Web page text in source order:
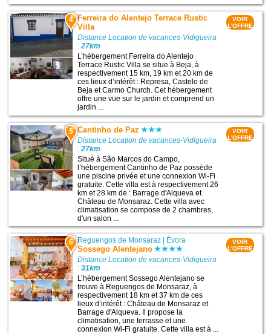
4 Ferreira do Alentejo Terrace Rustic
Villa
Distance Location de vacances-Vidigueira
:27km
L’hébergement Ferreira do Alentejo
Terrace Rustic Villa se situe à Beja, à
respectivement 15 km, 19 km et 20 km de
ces lieux d’intérêt : Represa, Castelo de
Beja et Carmo Church. Cet hébergement
offre une vue sur le jardin et comprend un
jardin ...
VOIR
L'OFFRE
5 Cantinho de Paz
Distance Location de vacances-Vidigueira
:27km
Situé à São Marcos do Campo,
l’hébergement Cantinho de Paz possède
une piscine privée et une connexion Wi-Fi
gratuite. Cette villa est à respectivement 26
km et 28 km de : Barrage d'Alqueva et
Château de Monsaraz. Cette villa avec
climatisation se compose de 2 chambres,
d'un salon ...
VOIR
L'OFFRE
6 Reguengos de Monsaraz | Évora
Sossego Alentejano
Distance Location de vacances-Vidigueira
:31km
L’hébergement Sossego Alentejano se
trouve à Reguengos de Monsaraz, à
respectivement 18 km et 37 km de ces
lieux d’intérêt : Château de Monsaraz et
Barrage d'Alqueva. Il propose la
climatisation, une terrasse et une
connexion Wi-Fi gratuite. Cette villa est à ...
VOIR
L'OFFRE